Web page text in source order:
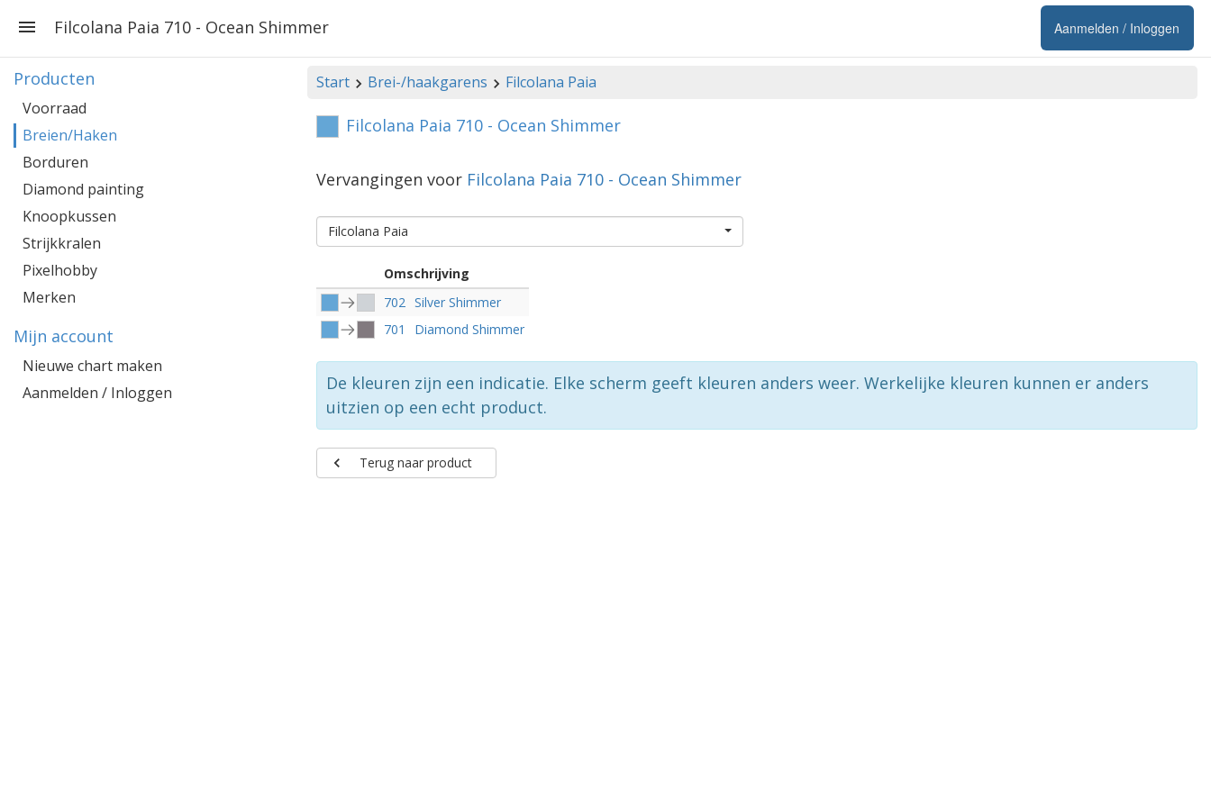
Aanmelden / Inloggen
Filcolana Paia 710 - Ocean Shimmer
Start Brei-/haakgarens Filcolana Paia
Filcolana Paia 710 - Ocean Shimmer
Vervangingen voor Filcolana Paia 710 - Ocean Shimmer
Filcolana Paia
Omschrijving
702 Silver Shimmer
701
Diamond Shimmer
De kleuren zijn een indicatie. Elke scherm geeft kleuren anders weer. Werkelijke kleuren kunnen er anders
uitzien op een echt product.
Terug naar product
Producten
Voorraad
Breien/Haken
Borduren
Diamond painting
Knoopkussen
Strijkkralen
Pixelhobby
Merken
Mijn account
Nieuwe chart maken
Aanmelden / Inloggen